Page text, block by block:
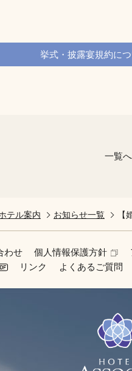
挙式・披露宴規約に
一覧へ
テル案内 お知らせ一覧
わせ 個人情報保護方針
リンク よくあるご質問